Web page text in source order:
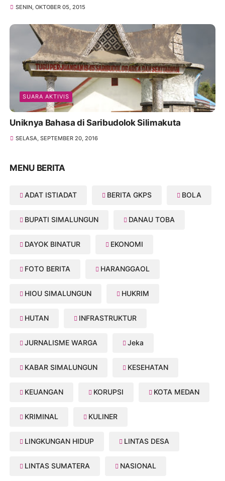
SENIN, OKTOBER 05, 2015
SUARA AKTIVIS
Uniknya Bahasa di Saribudolok Silimakuta
SELASA, SEPTEMBER 20, 2016
MENU BERITA
ADAT ISTIADAT BERITA GKPS BOLA
BUPATI SIMALUNGUN DANAU TOBA
DAYOK BINATUR EKONOMI
FOTO BERITA HARANGGAOL
HIOU SIMALUNGUN HUKRIM
HUTAN INFRASTRUKTUR
JURNALISME WARGA Jeka
KABAR SIMALUNGUN KESEHATAN
KEUANGAN KORUPSI KOTA MEDAN
KRIMINAL KULINER
LINGKUNGAN HIDUP LINTAS DESA
LINTAS SUMATERA NASIONAL